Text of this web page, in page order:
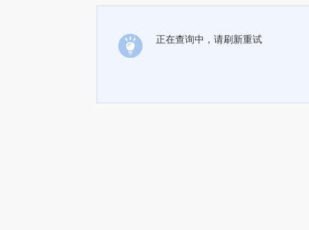
正在查询中，请刷新重试